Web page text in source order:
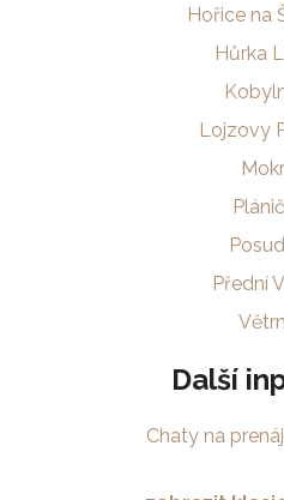
Hořice na
Hůrka
Lojzovy
Přední
Další
Chaty na